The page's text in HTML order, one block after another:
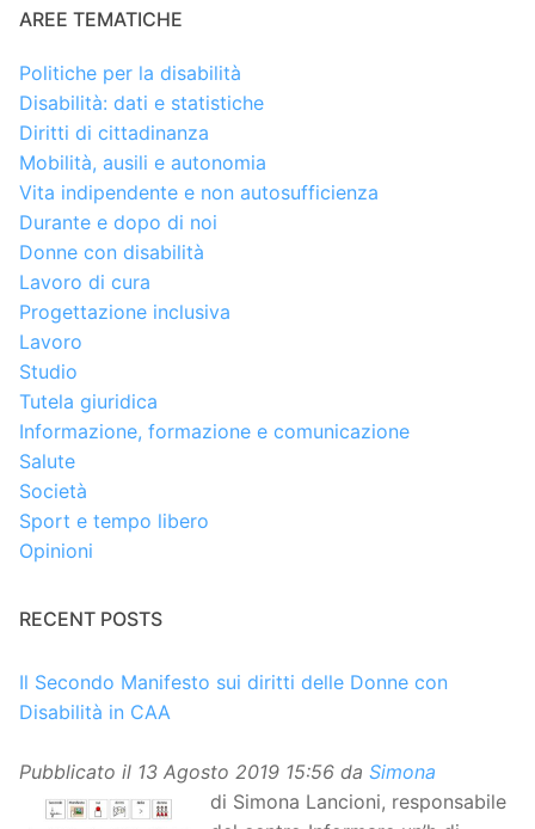
AREE TEMATICHE
Politiche per la disabilità
Disabilità: dati e statistiche
Diritti di cittadinanza
Mobilità, ausili e autonomia
Vita indipendente e non autosufficienza
Durante e dopo di noi
Donne con disabilità
Lavoro di cura
Progettazione inclusiva
Lavoro
Studio
Tutela giuridica
Informazione, formazione e comunicazione
Salute
Società
Sport e tempo libero
Opinioni
RECENT POSTS
Il Secondo Manifesto sui diritti delle Donne con
Disabilità in CAA
Pubblicato il 13 Agosto 2019 15:56 da Simona
di Simona Lancioni, responsabile